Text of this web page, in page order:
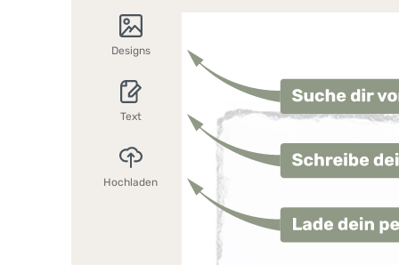
Designs
Text
Hochladen